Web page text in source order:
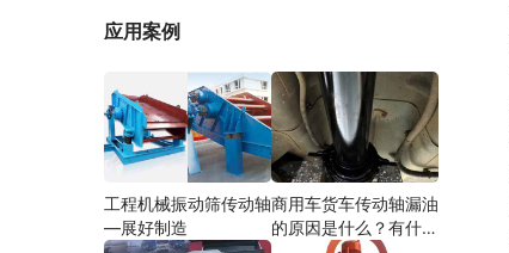
应用案例
工程机械振动筛传动轴
—展好制造
商用车货车传动轴漏油
的原因是什么？有什么